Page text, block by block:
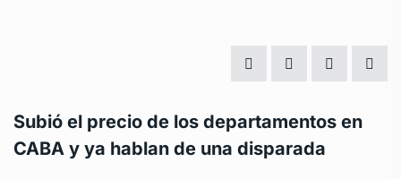
Subió el precio de los departamentos en
CABA y ya hablan de una disparada